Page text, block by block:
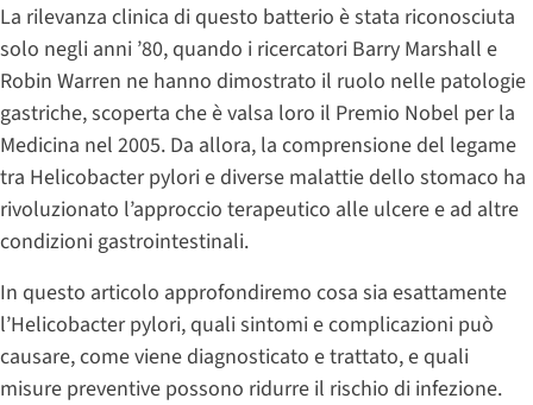
La rilevanza clinica di questo batterio è stata riconosciuta
solo negli anni ’80, quando i ricercatori Barry Marshall e
Robin Warren ne hanno dimostrato il ruolo nelle patologie
gastriche, scoperta che è valsa loro il Premio Nobel per la
Medicina nel 2005. Da allora, la comprensione del legame
tra Helicobacter pylori e diverse malattie dello stomaco ha
rivoluzionato l’approccio terapeutico alle ulcere e ad altre
condizioni gastrointestinali.
In questo articolo approfondiremo cosa sia esattamente
l’Helicobacter pylori, quali sintomi e complicazioni può
causare, come viene diagnosticato e trattato, e quali
misure preventive possono ridurre il rischio di infezione.